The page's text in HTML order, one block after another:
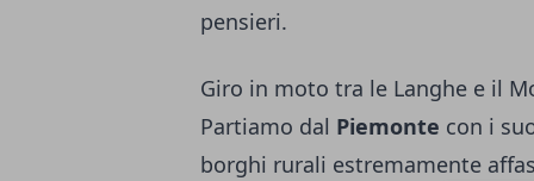
pensieri.
Giro in moto tra le Langhe e il
Partiamo dal Piemonte con i
borghi rurali estremamente